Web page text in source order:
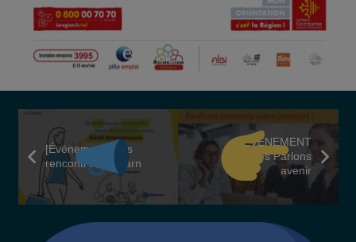
[Événement]
: les
rencontres du Tarn
EVENEMENT
Femmes Parlons
avenir